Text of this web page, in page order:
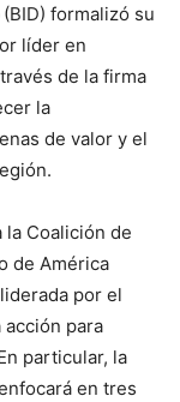
(BID) formalizó su
líder en
de la firma
la
de valor y el
la Coalición de
de América
por el
acción para
particular, la
en tres